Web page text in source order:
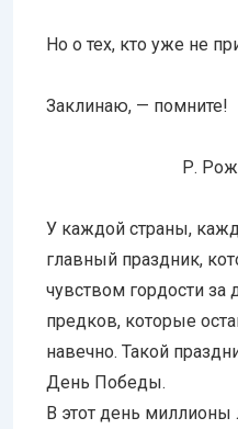
Но о тех, кто уже не
Заклинаю, — помните!
Р.
У каждой страны,
главный праздник,
чувством гордости за
предков, которые
навечно. Такой
День Победы.
В этот день